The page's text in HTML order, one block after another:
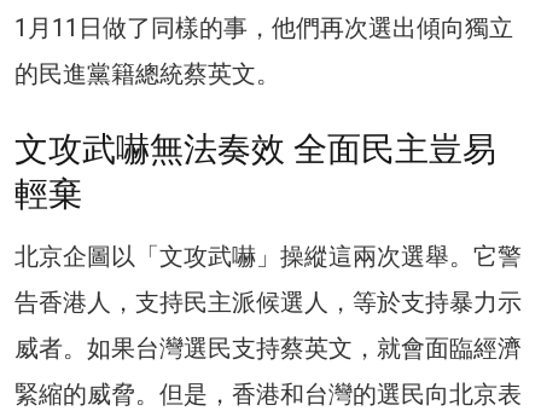
1月11日做了同樣的事，他們再次選出傾向獨立
的民進黨籍總統蔡英文。
文攻武嚇無法奏效 全面民主豈易
輕棄
北京企圖以「文攻武嚇」操縱這兩次選舉。它警
告香港人，支持民主派候選人，等於支持暴力示
威者。如果台灣選民支持蔡英文，就會面臨經濟
緊縮的威脅。但是，香港和台灣的選民向北京表